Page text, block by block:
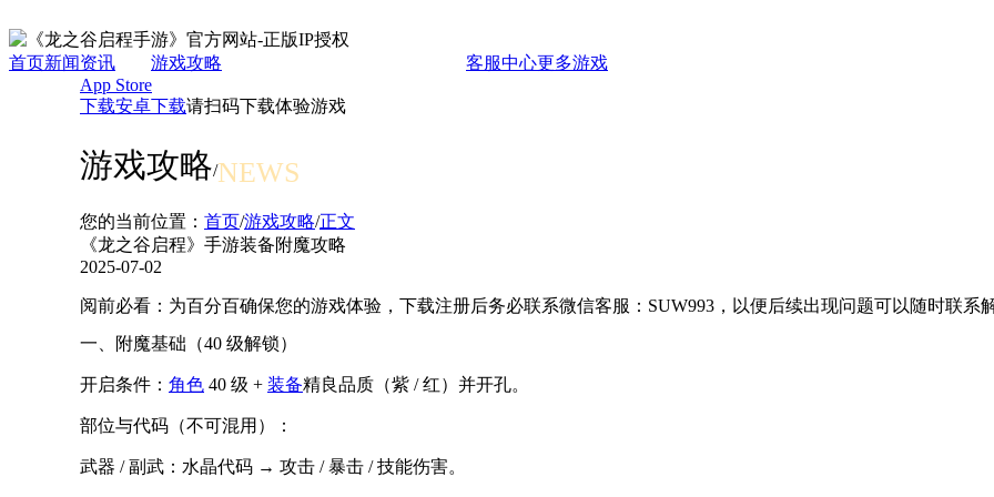
首页新闻资讯 游戏攻略 客服中心更多游戏
App Store
下载安卓下载请扫码下载体验游戏
游戏攻略/NEWS
您的当前位置： 首页/游戏攻略/正文
《龙之谷启程》手游装备附魔攻略
2025-07-02
阅前必看：为百分百确保您的游戏体验，下载注册后务必联系微信客服：SUW993，以便后续出现问题可以随时联系
一、附魔基础（40 级解锁）
开启条件： 角色 40 级 + 装备精良品质（紫 / 红）并开孔。
部位与代码（不可混用）：
武器 / 副武：水晶代码 → 攻击 / 暴击 / 技能伤害。